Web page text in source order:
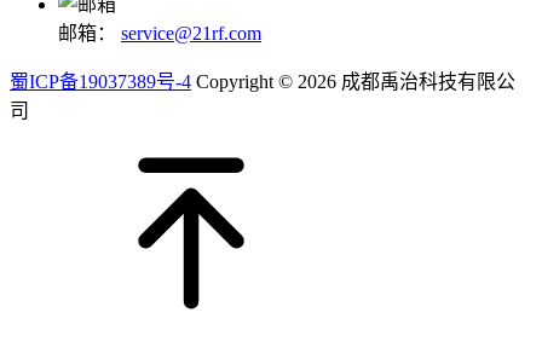
邮箱： service@21rf.com
蜀ICP备19037389号-4 Copyright © 2026 成都禹治科技有限公
司